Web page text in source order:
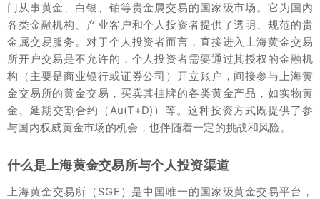
门从事黄金、白银、铂等贵金属交易的国家级市场。它为国内
各类金融机构、产业客户和个人投资者提供了透明、规范的贵
金属交易服务。对于个人投资者而言，直接进入上海黄金交易
所开户交易是不允许的，个人投资者需要通过其授权的金融机
构（主要是商业银行或证券公司）开立账户，间接参与上海黄
金交易所的黄金交易，买卖其挂牌的各类黄金产品，如实物黄
金、延期交割合约（Au(T+D)）等。这种投资方式既提供了参
与国内权威黄金市场的机会，也伴随着一定的挑战和风险。
什么是上海黄金交易所与个人投资渠道
上海黄金交易所（SGE）是中国唯一的国家级黄金交易平台，